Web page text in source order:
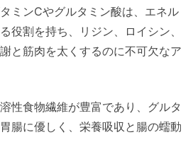
ミンCやグルタミン酸は、エネル
役割を持ち、リジン、ロイシン、
と筋肉を太くするのに不可欠なア
性食物繊維が豊富であり、グルタ
腸に優しく、栄養吸収と腸の蠕動